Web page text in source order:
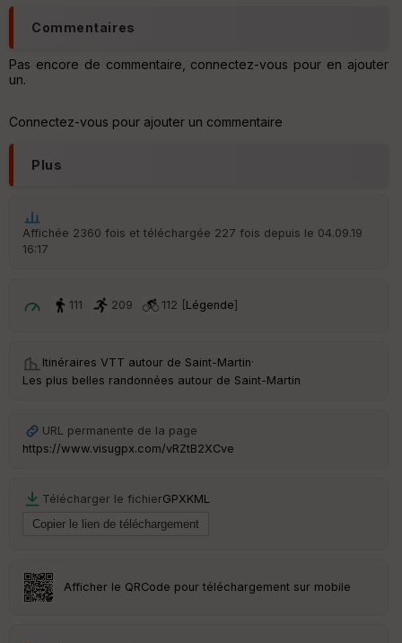
Po
int
Commentaires
Pas encore de commentaire, connectez-vous pour en ajouter
un.
Connectez-vous pour ajouter un commentaire
Plus
Affichée 2360 fois et téléchargée 227 fois depuis le 04.09.19
16:17
111 209 112 [Légende]
Itinéraires VTT autour de Saint-Martin·
Les plus belles randonnées autour de Saint-Martin
URL permanente de la page
https://www.visugpx.com/vRZtB2XCve
Télécharger le fichierGPXKML
Afficher le QRCode pour téléchargement sur mobile